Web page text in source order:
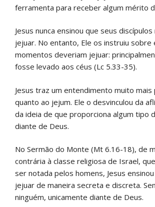
ferramenta para receber algum mérito
Jesus nunca ensinou que seus
jejuar. No entanto, Ele os instruiu sobre
momentos deveriam jejuar:
fosse levado aos céus (Lc 5.33-35).
Jesus traz um entendimento muito mais
quanto ao jejum. Ele o desvinculou da
da ideia de que proporciona algum tipo
diante de Deus.
No Sermão do Monte (Mt 6.16-18), de
contrária à classe religiosa de Israel,
ser notada pelos homens, Jesus
jejuar de maneira secreta e discreta.
ninguém, unicamente diante de Deus.